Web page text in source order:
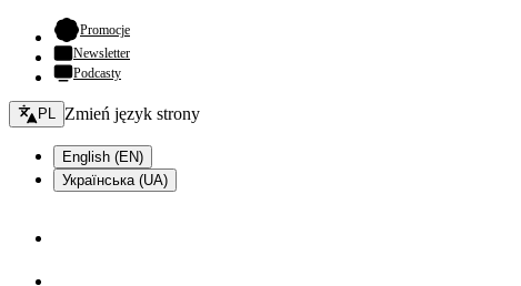
Promocje- otwiera się w nowej karcie
Newsletter
Podcasty
Zmień język - bieżący:
PL Zmień język strony
English (EN)
Українська (UA)